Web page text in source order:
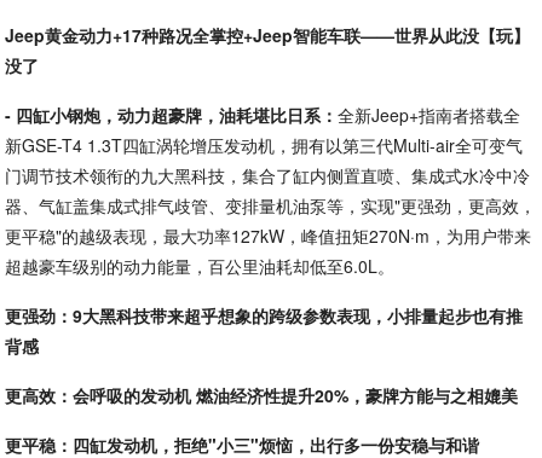
Jeep黄金动力+17种路况全掌控+Jeep智能车联——世界从此没【玩】
没了
- 四缸小钢炮，动力超豪牌，油耗堪比日系：全新Jeep+指南者搭载全
新GSE-T4 1.3T四缸涡轮增压发动机，拥有以第三代Multi-air全可变气
门调节技术领衔的九大黑科技，集合了缸内侧置直喷、集成式水冷中冷
器、气缸盖集成式排气歧管、变排量机油泵等，实现"更强劲，更高效，
更平稳"的越级表现，最大功率127kW，峰值扭矩270N·m，为用户带来
超越豪车级别的动力能量，百公里油耗却低至6.0L。
更强劲：9大黑科技带来超乎想象的跨级参数表现，小排量起步也有推
背感
更高效：会呼吸的发动机 燃油经济性提升20%，豪牌方能与之相媲美
更平稳：四缸发动机，拒绝"小三"烦恼，出行多一份安稳与和谐